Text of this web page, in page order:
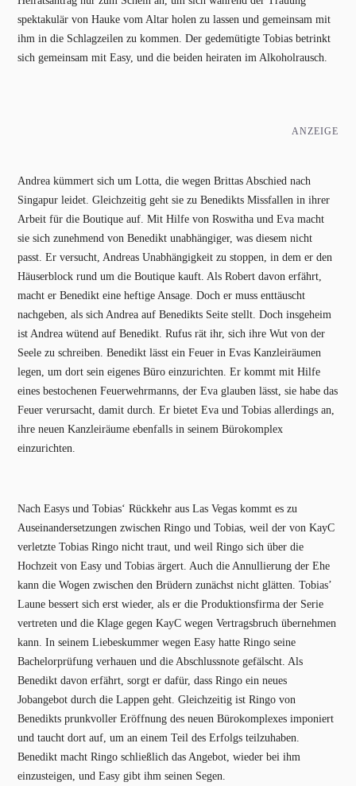
spektakulär von Hauke vom Altar holen zu lassen und gemeinsam mit
ihm in die Schlagzeilen zu kommen. Der gedemütigte Tobias betrinkt
sich gemeinsam mit Easy, und die beiden heiraten im Alkoholrausch.
ANZEIGE
Andrea kümmert sich um Lotta, die wegen Brittas Abschied nach
Singapur leidet. Gleichzeitig geht sie zu Benedikts Missfallen in ihrer
Arbeit für die Boutique auf. Mit Hilfe von Roswitha und Eva macht
sie sich zunehmend von Benedikt unabhängiger, was diesem nicht
passt. Er versucht, Andreas Unabhängigkeit zu stoppen, in dem er den
Häuserblock rund um die Boutique kauft. Als Robert davon erfährt,
macht er Benedikt eine heftige Ansage. Doch er muss enttäuscht
nachgeben, als sich Andrea auf Benedikts Seite stellt. Doch insgeheim
ist Andrea wütend auf Benedikt. Rufus rät ihr, sich ihre Wut von der
Seele zu schreiben. Benedikt lässt ein Feuer in Evas Kanzleiräumen
legen, um dort sein eigenes Büro einzurichten. Er kommt mit Hilfe
eines bestochenen Feuerwehrmanns, der Eva glauben lässt, sie habe das
Feuer verursacht, damit durch. Er bietet Eva und Tobias allerdings an,
ihre neuen Kanzleiräume ebenfalls in seinem Bürokomplex
einzurichten.
Nach Easys und Tobias‘ Rückkehr aus Las Vegas kommt es zu
Auseinandersetzungen zwischen Ringo und Tobias, weil der von KayC
verletzte Tobias Ringo nicht traut, und weil Ringo sich über die
Hochzeit von Easy und Tobias ärgert. Auch die Annullierung der Ehe
kann die Wogen zwischen den Brüdern zunächst nicht glätten. Tobias’
Laune bessert sich erst wieder, als er die Produktionsfirma der Serie
vertreten und die Klage gegen KayC wegen Vertragsbruch übernehmen
kann. In seinem Liebeskummer wegen Easy hatte Ringo seine
Bachelorprüfung verhauen und die Abschlussnote gefälscht. Als
Benedikt davon erfährt, sorgt er dafür, dass Ringo ein neues
Jobangebot durch die Lappen geht. Gleichzeitig ist Ringo von
Benedikts prunkvoller Eröffnung des neuen Bürokomplexes imponiert
und taucht dort auf, um an einem Teil des Erfolgs teilzuhaben.
Benedikt macht Ringo schließlich das Angebot, wieder bei ihm
einzusteigen, und Easy gibt ihm seinen Segen.